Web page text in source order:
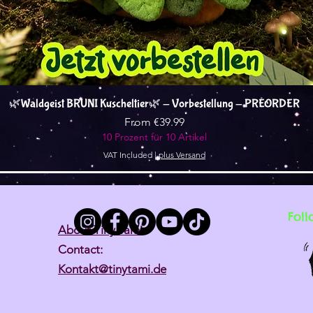
Quick View
🌿Waldgeist BRUNI Kuscheltier🌿 - Vorbestellung - PREORDER
From €39.99
Sale Price
10 Prozent für 10 Artikel
VAT Included |plus Versand
About Tiny Tami
Contact:
Kontakt@tinytami.de